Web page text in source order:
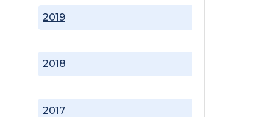
2017
2018
2019